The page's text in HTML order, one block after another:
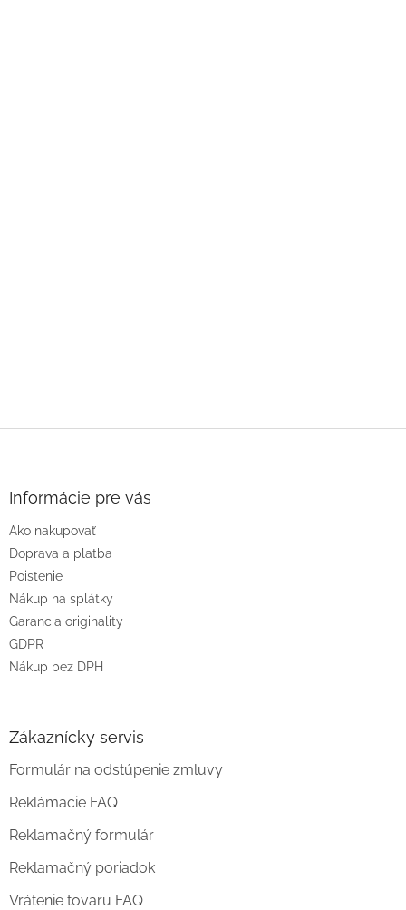
Informácie pre vás
Ako nakupovať
Doprava a platba
Poistenie
Nákup na splátky
Garancia originality
GDPR
Nákup bez DPH
Zákaznícky servis
Formulár na odstúpenie zmluvy
Reklámacie FAQ
Reklamačný formulár
Reklamačný poriadok
Vrátenie tovaru FAQ